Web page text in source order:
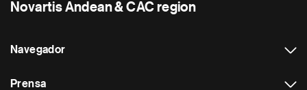
Novartis Andean & CAC region
Navegador
Prensa